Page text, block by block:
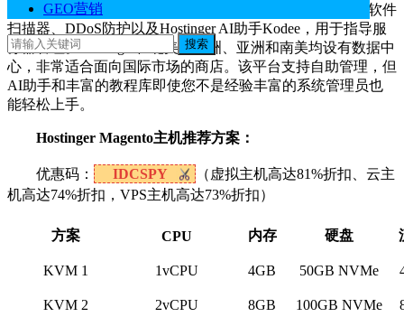
GEO营销
搜索
产品中脱颖而出。套餐包含每周免费自动备份、内置恶意软件
扫描器、DDoS防护以及Hostinger AI助手Kodee，用于指导服
务器管理。Hostinger在北美、欧洲、亚洲和南美均设有数据中
心，非常适合面向国际市场的商店。该平台支持自助管理，但
AI助手和丰富的教程库即使您不是经验丰富的系统管理员也
能轻松上手。
Hostinger Magento主机推荐方案：
优惠码： IDCSPY
（虚拟主机高达81%折扣、云主
机高达74%折扣，VPS主机高达73%折扣）
方案 CPU 内存 硬盘
KVM 1 1vCPU 4GB 50GB NVMe
KVM 2 2vCPU 8GB 100GB NVMe